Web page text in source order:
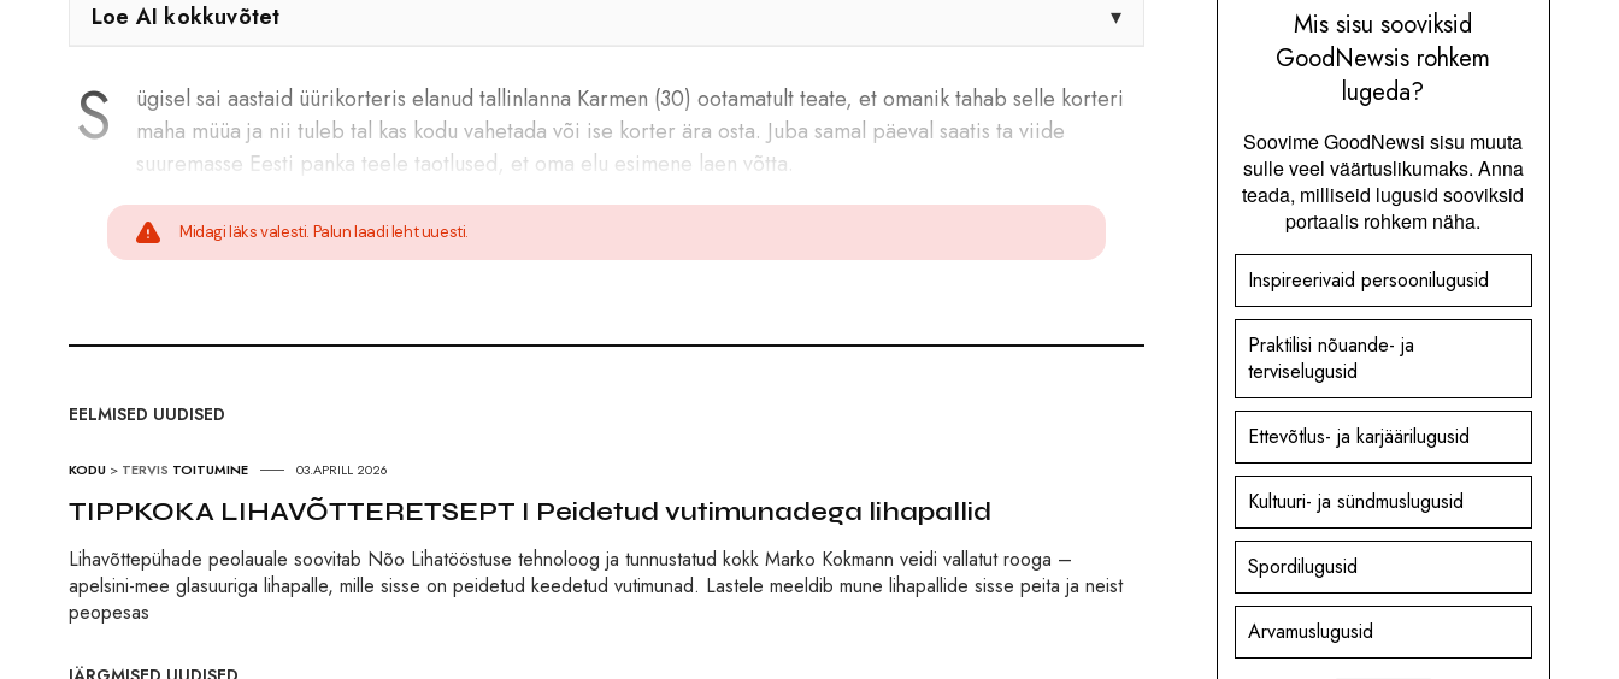
Loe AI kokkuvõtet ▾
S
ügisel sai aastaid üürikorteris elanud tallinlanna Karmen (30) ootamatult teate, et omanik tahab selle korteri
maha müüa ja nii tuleb tal kas kodu vahetada või ise korter ära osta. Juba samal päeval saatis ta viide
suuremasse Eesti panka teele taotlused, et oma elu esimene laen võtta.
Midagi läks valesti. Palun laadi leht uuesti.
EELMISED UUDISED
KODU > TERVIS TOITUMINE 03.APRILL 2026
TIPPKOKA LIHAVÕTTERETSEPT I Peidetud vutimunadega lihapallid
Lihavõttepühade peolauale soovitab Nõo Lihatööstuse tehnoloog ja tunnustatud kokk Marko Kokmann veidi vallatut rooga –
apelsini-mee glasuuriga lihapalle, mille sisse on peidetud keedetud vutimunad. Lastele meeldib mune lihapallide sisse peita ja neist
peopesas
Mis sisu sooviksid
GoodNewsis rohkem
lugeda?
Soovime GoodNewsi sisu muuta
sulle veel väärtuslikumaks. Anna
teada, milliseid lugusid sooviksid
portaalis rohkem näha.
Inspireerivaid persoonilugusid
Praktilisi nõuande- ja
terviselugusid
Ettevõtlus- ja karjäärilugusid
Kultuuri- ja sündmuslugusid
Spordilugusid
Arvamuslugusid